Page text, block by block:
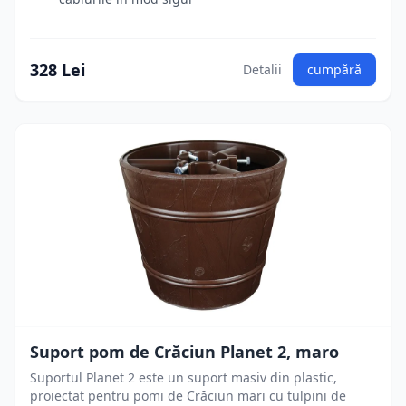
328 Lei Detalii cumpără
Suport pom de Crăciun Planet 2, maro
Suportul Planet 2 este un suport masiv din plastic,
proiectat pentru pomi de Crăciun mari cu tulpini de